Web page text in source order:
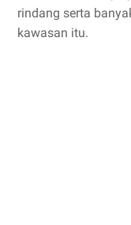
rindang serta
kawasan itu.